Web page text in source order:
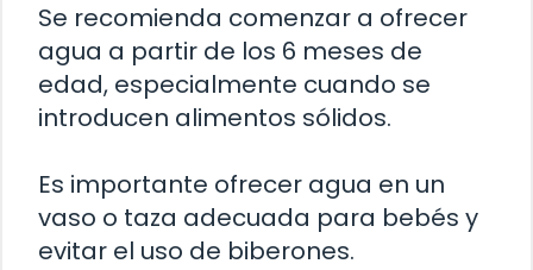
Se recomienda comenzar a ofrecer
agua a partir de los 6 meses de
edad, especialmente cuando se
introducen alimentos sólidos.
Es importante ofrecer agua en un
vaso o taza adecuada para bebés y
evitar el uso de biberones.